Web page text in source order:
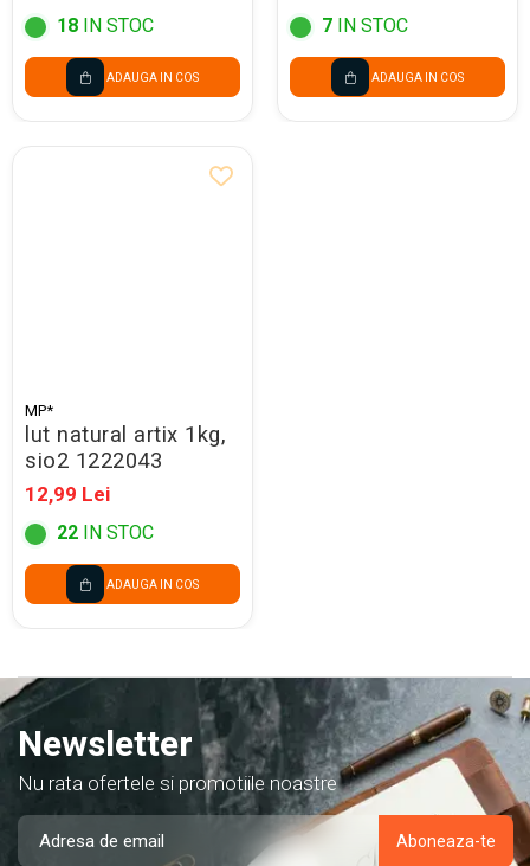
18 IN STOC
ADAUGA IN COS
7 IN STOC
ADAUGA IN COS
MP*
lut natural artix 1kg,
sio2 1222043
12,99 Lei
22 IN STOC
ADAUGA IN COS
Newsletter
Nu rata ofertele si promotiile noastre